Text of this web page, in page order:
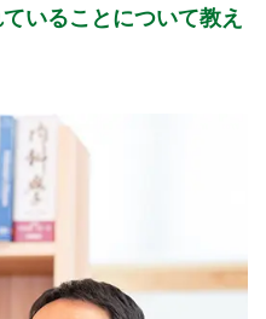
等について、事前に必ず医療
ちら
いることについて教え